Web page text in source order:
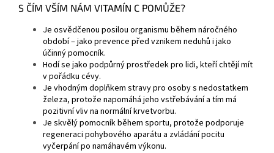
S ČÍM VŠÍM NÁM VITAMÍN C POMŮŽE?
Je osvědčenou posilou organismu během náročného
období – jako prevence před vznikem neduhů i jako
účinný pomocník.
Hodí se jako podpůrný prostředek pro lidi, kteří chtějí mít
v pořádku cévy.
Je vhodným doplňkem stravy pro osoby s nedostatkem
železa, protože napomáhá jeho vstřebávání a tím má
pozitivní vliv na normální krvetvorbu.
Je skvělý pomocník během sportu, protože podporuje
regeneraci pohybového aparátu a zvládání pocitu
vyčerpání po namáhavém výkonu.